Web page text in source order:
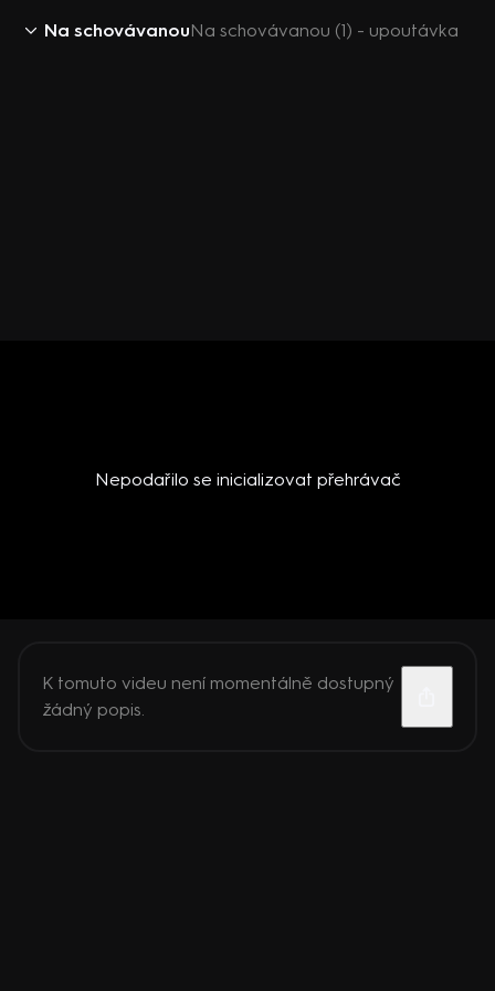
Na schovávanouNa schovávanou (1) - upoutávka
Nepodařilo se inicializovat přehrávač
K tomuto videu není momentálně dostupný
žádný popis.